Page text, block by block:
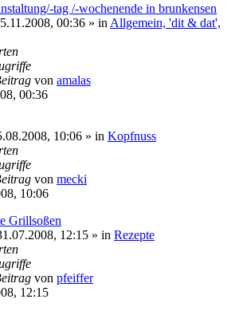
tag /-wochenende in brunkensen
00:36 » in Allgemein, 'dit & dat',
von amalas
00:36
10:06 » in Kopfnuss
von mecki
10:06
Grillsoßen
12:15 » in Rezepte
von pfeiffer
12:15